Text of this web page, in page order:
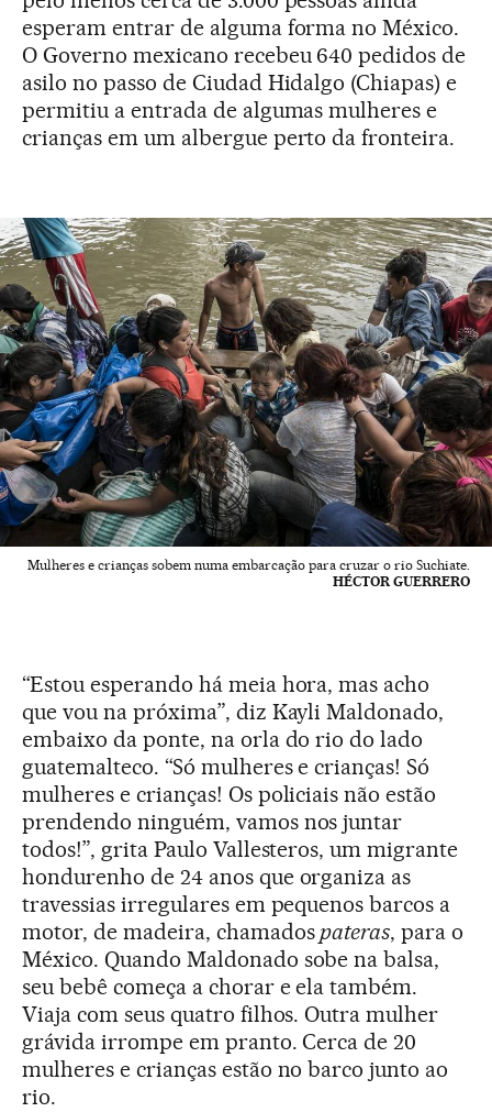
esperam entrar de alguma forma no México.
O Governo mexicano recebeu 640 pedidos de
asilo no passo de Ciudad Hidalgo (Chiapas) e
permitiu a entrada de algumas mulheres e
crianças em um albergue perto da fronteira.
Mulheres e crianças sobem numa embarcação para cruzar o rio Suchiate.
HÉCTOR GUERRERO
“Estou esperando há meia hora, mas acho
que vou na próxima”, diz Kayli Maldonado,
embaixo da ponte, na orla do rio do lado
guatemalteco. “Só mulheres e crianças! Só
mulheres e crianças! Os policiais não estão
prendendo ninguém, vamos nos juntar
todos!”, grita Paulo Vallesteros, um migrante
hondurenho de 24 anos que organiza as
travessias irregulares em pequenos barcos a
motor, de madeira, chamadospateras, para o
México. Quando Maldonado sobe na balsa,
seu bebê começa a chorar e ela também.
Viaja com seus quatro filhos. Outra mulher
grávida irrompe em pranto. Cerca de 20
mulheres e crianças estão no barco junto ao
rio.